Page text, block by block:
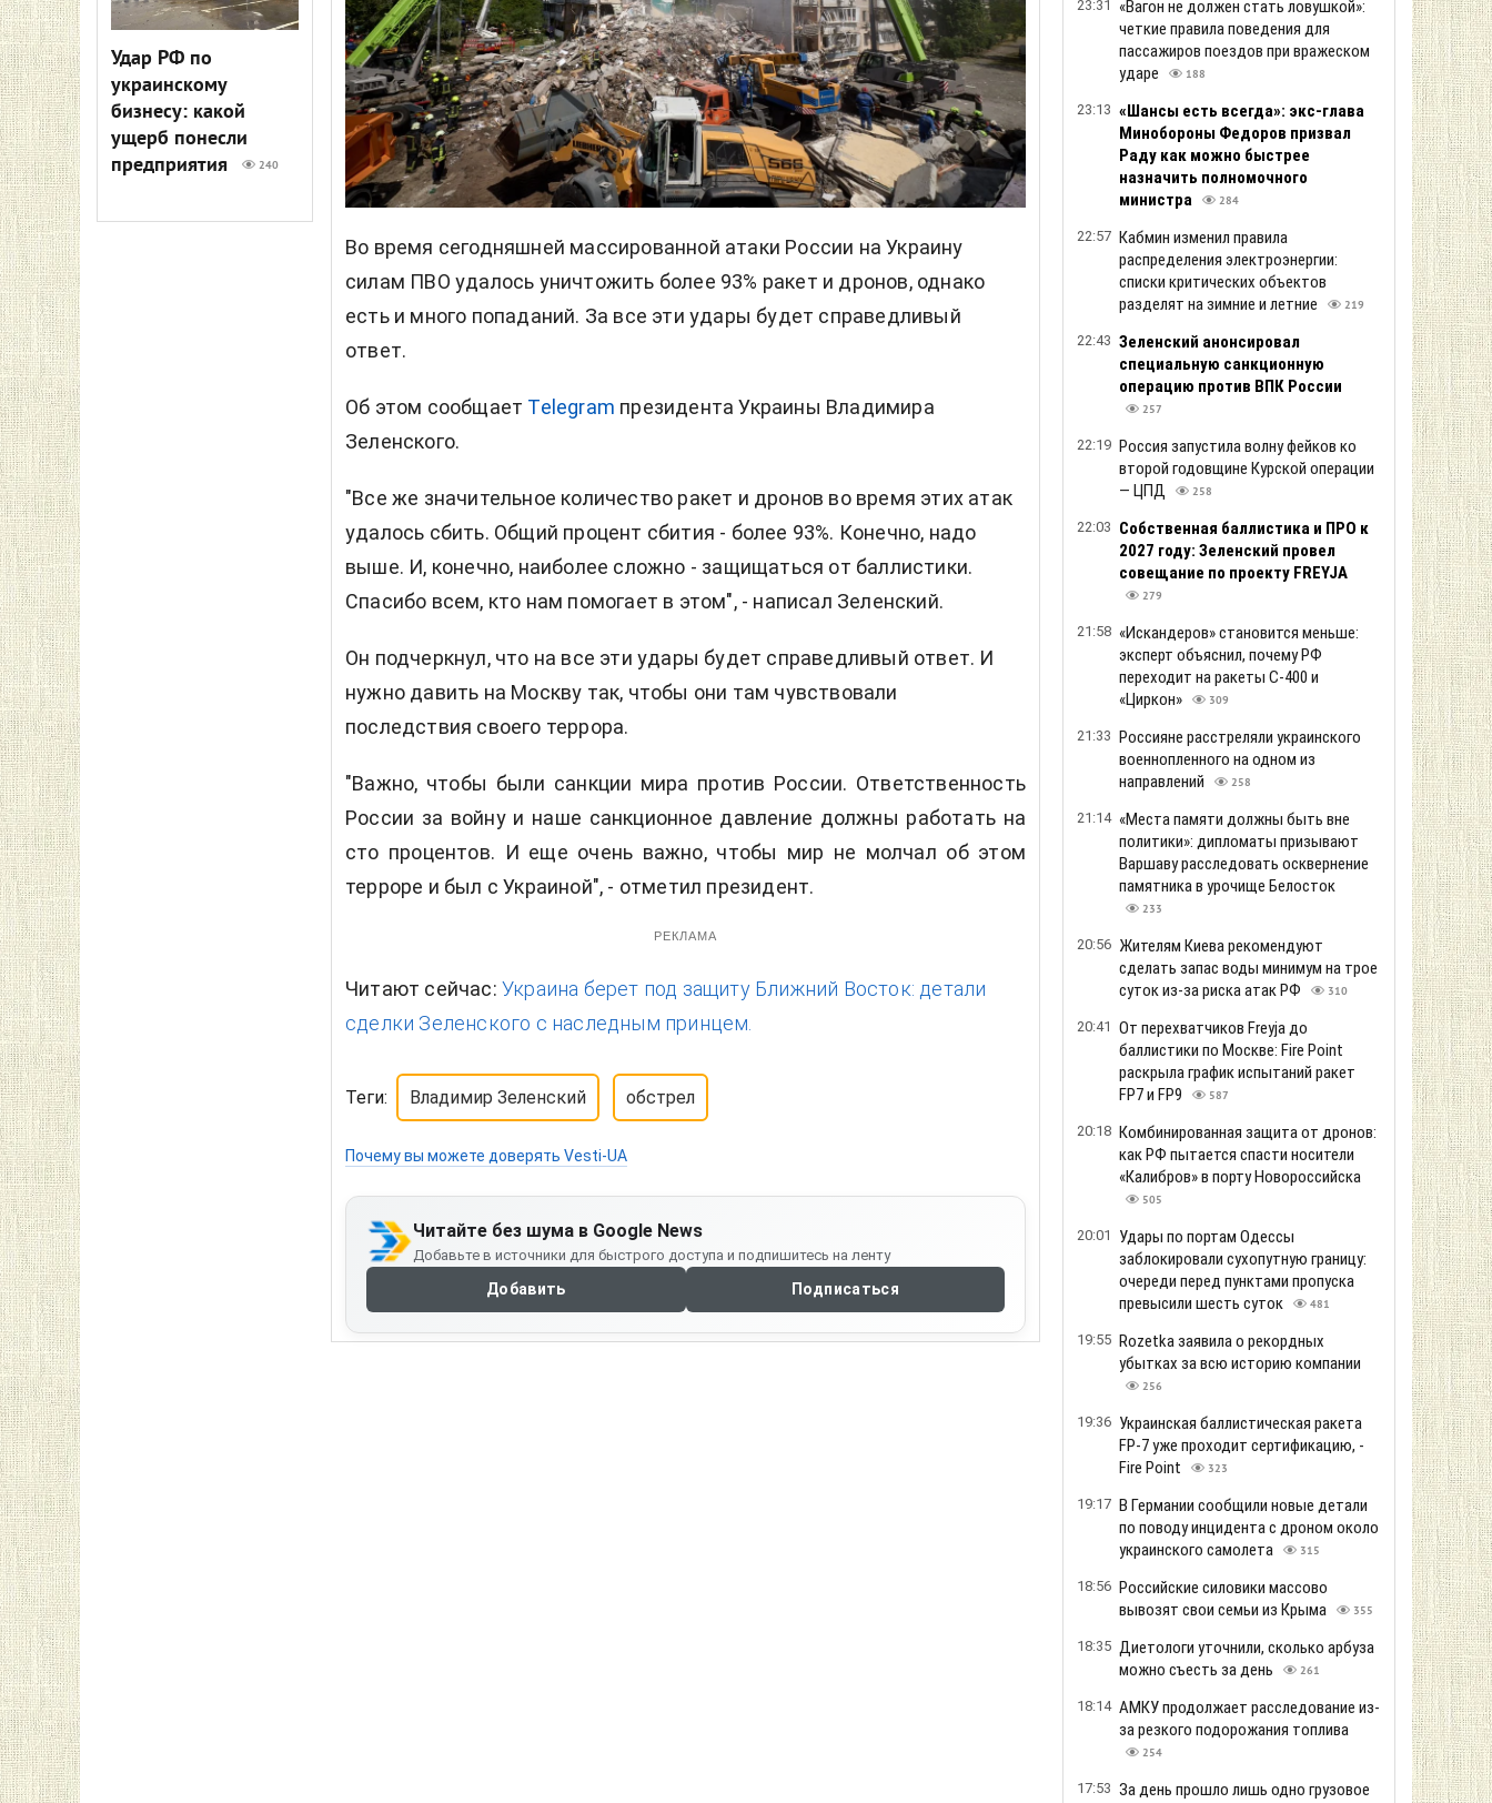
Удар РФ по
украинскому
бизнесу: какой
ущерб понесли
предприятия
240
Во время сегодняшней массированной атаки России на Украину
силам ПВО удалось уничтожить более 93% ракет и дронов, однако
есть и много попаданий. За все эти удары будет справедливый
ответ.
Об этом сообщает Telegram президента Украины Владимира
Зеленского.
"Все же значительное количество ракет и дронов во время этих атак
удалось сбить. Общий процент сбития - более 93%. Конечно, надо
выше. И, конечно, наиболее сложно - защищаться от баллистики.
Спасибо всем, кто нам помогает в этом", - написал Зеленский.
Он подчеркнул, что на все эти удары будет справедливый ответ. И
нужно давить на Москву так, чтобы они там чувствовали
последствия своего террора.
"Важно, чтобы были санкции мира против России. Ответственность
России за войну и наше санкционное давление должны работать на
сто процентов. И еще очень важно, чтобы мир не молчал об этом
терроре и был с Украиной", - отметил президент.
РЕКЛАМА
Читают сейчас: Украина берет под защиту Ближний Восток: детали
сделки Зеленского с наследным принцем.
Теги: Владимир Зеленский обстрел
Почему вы можете доверять Vesti-UA
Читайте без шума в Google News
Добавьте в источники для быстрого доступа и подпишитесь на ленту
Добавить Подписаться
23:31
«Вагон не должен стать ловушкой»:
четкие правила поведения для
пассажиров поездов при вражеском
ударе
188
23:13 «Шансы есть всегда»: экс-глава
Минобороны Федоров призвал
Раду как можно быстрее
назначить полномочного
министра
284
22:57 Кабмин изменил правила
распределения электроэнергии:
списки критических объектов
разделят на зимние и летние
219
22:43 Зеленский анонсировал
специальную санкционную
операцию против ВПК России
257
22:19 Россия запустила волну фейков ко
второй годовщине Курской операции
— ЦПД
258
22:03 Собственная баллистика и ПРО к
2027 году: Зеленский провел
совещание по проекту FREYJA
279
21:58 «Искандеров» становится меньше:
эксперт объяснил, почему РФ
переходит на ракеты С-400 и
«Циркон»
309
21:33 Россияне расстреляли украинского
военнопленного на одном из
направлений
258
21:14 «Места памяти должны быть вне
политики»: дипломаты призывают
Варшаву расследовать осквернение
памятника в урочище Белосток
233
20:56 Жителям Киева рекомендуют
сделать запас воды минимум на трое
суток из-за риска атак РФ
310
20:41 От перехватчиков Freyja до
баллистики по Москве: Fire Point
раскрыла график испытаний ракет
FP7 и FP9
587
20:18 Комбинированная защита от дронов:
как РФ пытается спасти носители
«Калибров» в порту Новороссийска
505
20:01
Удары по портам Одессы
заблокировали сухопутную границу:
очереди перед пунктами пропуска
превысили шесть суток
481
19:55 Rozetka заявила о рекордных
убытках за всю историю компании
256
19:36 Украинская баллистическая ракета
FP-7 уже проходит сертификацию, -
Fire Point
323
19:17 В Германии сообщили новые детали
по поводу инцидента с дроном около
украинского самолета
315
18:56 Российские силовики массово
вывозят свои семьи из Крыма
355
18:35 Диетологи уточнили, сколько арбуза
можно съесть за день
261
18:14 АМКУ продолжает расследование из-
за резкого подорожания топлива
254
17:53 За день прошло лишь одно грузовое